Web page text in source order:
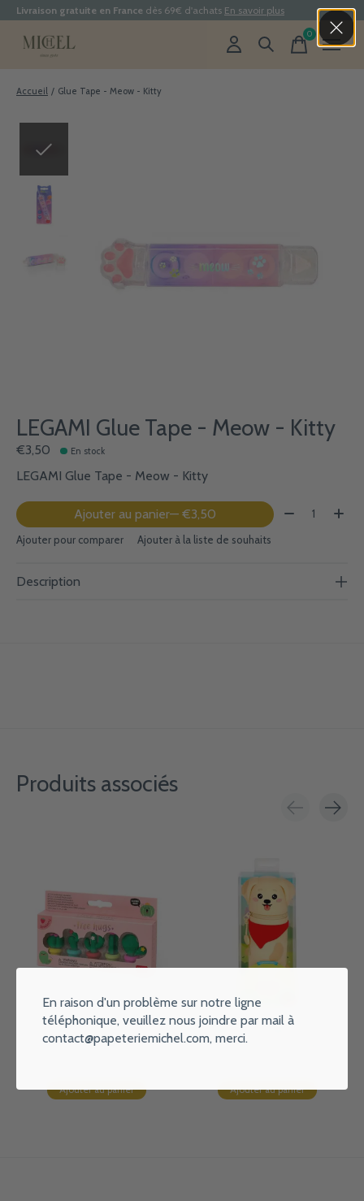
Livraison gratuite en France dès 69€ d'achats En savoir plus
0items
Accueil / Glue Tape - Meow - Kitty
LEGAMI Glue Tape - Meow - Kitty
€3,50 En stock
LEGAMI Glue Tape - Meow - Kitty
Ajouter au panier — €3,50 Quantité:
Ajouter pour comparer Ajouter à la liste de souhaits
Description
Produits associés
LEGAMI Set Of 5 Scented
Erasers - Free Hugs - Cactus
Ajouter au panier
LEGAMI 2-In-1 Silicone Pencil
Case - Kawaii - Dog
Ajouter au panier
En raison d'un problème sur notre ligne
téléphonique, veuillez nous joindre par mail à
contact@papeteriemichel.com, merci.